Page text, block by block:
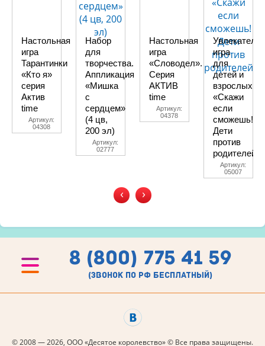
Настольная
игра
Тарантинки
«Кто я»
серия
Актив
time
Артикул:
04308
Набор
для
творчества.
Аппликация
«Мишка
с
сердцем»
(4 цв,
200 эл)
Артикул:
02777
Настольная
игра
«Словодел».
Серия
АКТИВ
time
Артикул:
04378
игра
для
детей и
взрослых
«Скажи
если
сможешь!
Дети
против
родителей»
Артикул:
05007
‹ ›
8 (800) 775 41 59
(звонок по рф бесплатный)
© 2008 — 2026, ООО «Десятое королевство» © Все права защищены.